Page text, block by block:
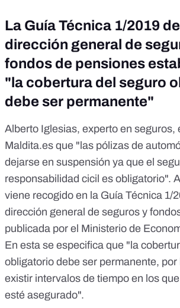
La Guía Técnica 1/2019
dirección general de
fondos de pensiones
"la cobertura del seguro
debe ser permanente"
Alberto Iglesias, experto en seguros,
Maldita.es que "las pólizas de
dejarse en suspensión ya que el
responsabilidad cicil es obligatorio".
viene recogido en la Guía Técnica 1/
dirección general de seguros y
publicada por el Ministerio de
En esta se especifica que "la
obligatorio debe ser permanente, por
existir intervalos de tiempo en los
esté asegurado".